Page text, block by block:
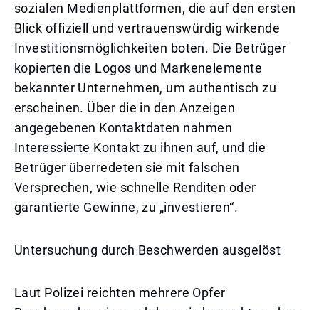
sozialen Medienplattformen, die auf den ersten
Blick offiziell und vertrauenswürdig wirkende
Investitionsmöglichkeiten boten. Die Betrüger
kopierten die Logos und Markenelemente
bekannter Unternehmen, um authentisch zu
erscheinen. Über die in den Anzeigen
angegebenen Kontaktdaten nahmen
Interessierte Kontakt zu ihnen auf, und die
Betrüger überredeten sie mit falschen
Versprechen, wie schnelle Renditen oder
garantierte Gewinne, zu „investieren“.
Untersuchung durch Beschwerden ausgelöst
Laut Polizei reichten mehrere Opfer